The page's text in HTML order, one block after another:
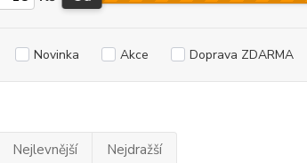
Novinka Akce Doprava ZDARMA
Nejlevnější Nejdražší